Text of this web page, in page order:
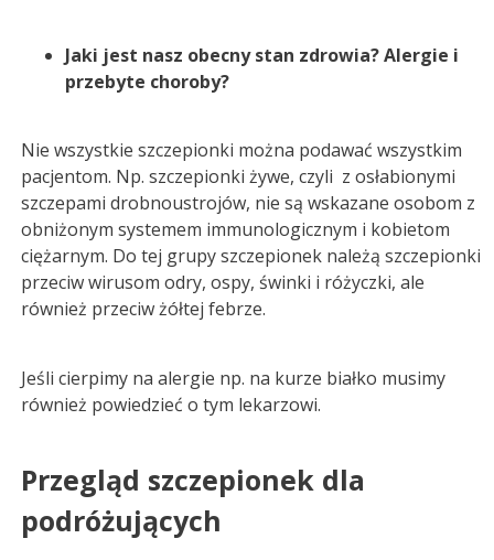
Jaki jest nasz obecny stan zdrowia? Alergie i
przebyte choroby?
Nie wszystkie szczepionki można podawać wszystkim
pacjentom. Np. szczepionki żywe, czyli z osłabionymi
szczepami drobnoustrojów, nie są wskazane osobom z
obniżonym systemem immunologicznym i kobietom
ciężarnym. Do tej grupy szczepionek należą szczepionki
przeciw wirusom odry, ospy, świnki i różyczki, ale
również przeciw żółtej febrze.
Jeśli cierpimy na alergie np. na kurze białko musimy
również powiedzieć o tym lekarzowi.
Przegląd szczepionek dla
podróżujących